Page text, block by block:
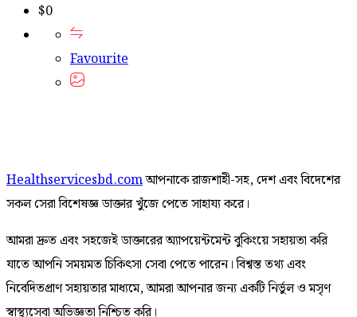
$0
Favourite
Healthservicesbd.comআপনাকে রাজশাহী-সহ, দেশ এবং বিদেশের
সকল সেরা বিশেষজ্ঞ ডাক্তার খুঁজে পেতে সাহায্য করে।
আমরা দ্রুত এবং সহজেই ডাক্তারের অ্যাপয়েন্টমেন্ট বুকিংয়ে সহায়তা করি
যাতে আপনি সময়মত চিকিৎসা সেবা পেতে পারেন। বিশ্বস্ত তথ্য এবং
নিবেদিতপ্রাণ সহায়তার মাধ্যমে, আমরা আপনার জন্য একটি নির্ভুল ও মসৃণ
স্বাস্থ্যসেবা অভিজ্ঞতা নিশ্চিত করি।